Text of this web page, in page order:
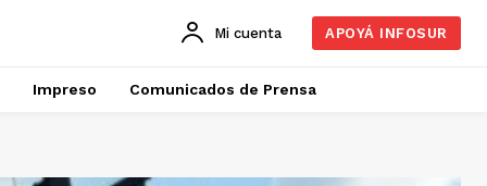
Mi cuenta APOYÁ INFOSUR
Impreso Comunicados de Prensa